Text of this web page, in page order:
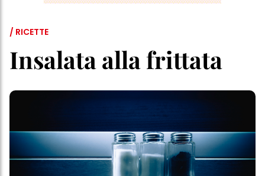
/ RICETTE
Insalata alla frittata